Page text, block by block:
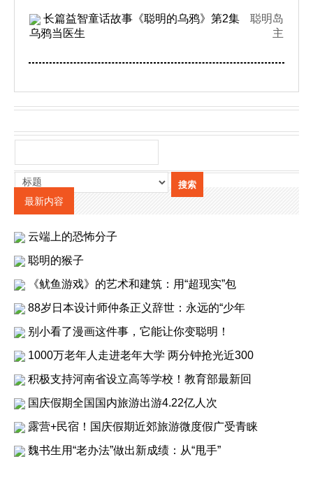
长篇益智童话故事《聪明的乌鸦》第2集
乌鸦当医生
聪明岛
主
最新内容
云端上的恐怖分子
聪明的猴子
《鱿鱼游戏》的艺术和建筑：用“超现实”包
88岁日本设计师仲条正义辞世：永远的“少年
别小看了漫画这件事，它能让你变聪明！
1000万老年人走进老年大学 两分钟抢光近300
积极支持河南省设立高等学校！教育部最新回
国庆假期全国国内旅游出游4.22亿人次
露营+民宿！国庆假期近郊旅游微度假广受青睐
魏书生用“老办法”做出新成绩：从“甩手”